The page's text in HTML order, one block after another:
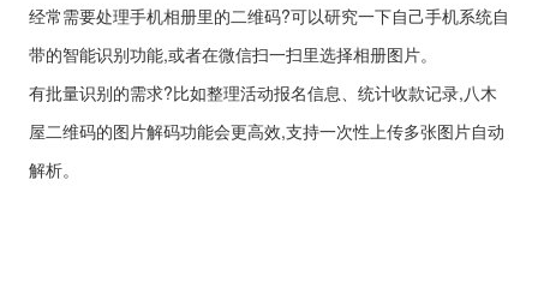
经常需要处理手机相册里的二维码?可以研究一下自己手机系统自
带的智能识别功能,或者在微信扫一扫里选择相册图片。
有批量识别的需求?比如整理活动报名信息、统计收款记录,八木
屋二维码的图片解码功能会更高效,支持一次性上传多张图片自动
解析。